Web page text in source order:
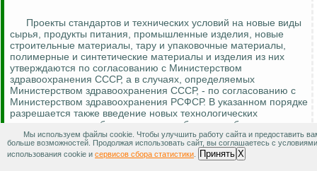
Проекты стандартов и технических условий на новые виды
сырья, продукты питания, промышленные изделия, новые
строительные материалы, тару и упаковочные материалы,
полимерные и синтетические материалы и изделия из них
утверждаются по согласованию с Министерством
здравоохранения СССР, а в случаях, определяемых
Министерством здравоохранения СССР, - по согласованию с
Министерством здравоохранения РСФСР. В указанном порядке
разрешается также введение новых технологических
процессов, видов оборудования, приборов и рабочего
инструментария, могущих оказать вредное влияние на
здоровье.
Мы используем файлы cookie. Чтобы улучшить работу сайта и предоставить
больше возможностей. Продолжая использовать сайт, вы соглашаетесь с условиями
использования cookie и сервисов сбора статистики Принять X